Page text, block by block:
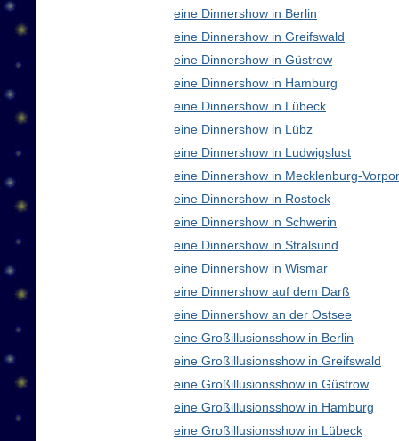
eine Dinnershow in Berlin
eine Dinnershow in Greifswald
eine Dinnershow in Güstrow
eine Dinnershow in Hamburg
eine Dinnershow in Lübeck
eine Dinnershow in Lübz
eine Dinnershow in Ludwigslust
eine Dinnershow in Mecklenburg-
eine Dinnershow in Rostock
eine Dinnershow in Schwerin
eine Dinnershow in Stralsund
eine Dinnershow in Wismar
eine Dinnershow auf dem Darß
eine Dinnershow an der Ostsee
eine Großillusionsshow in Berlin
eine Großillusionsshow in Greifswald
eine Großillusionsshow in Güstrow
eine Großillusionsshow in Hamburg
eine Großillusionsshow in Lübeck